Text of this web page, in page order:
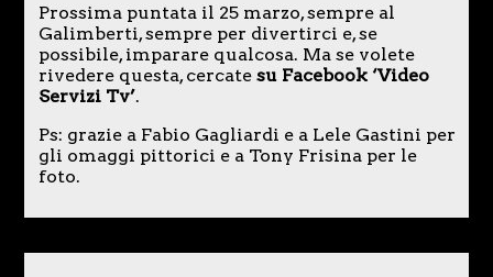
Prossima puntata il 25 marzo, sempre al
Galimberti, sempre per divertirci e, se
possibile, imparare qualcosa. Ma se volete
rivedere questa, cercate su Facebook ‘Video
Servizi Tv’.
Ps: grazie a Fabio Gagliardi e a Lele Gastini per
gli omaggi pittorici e a Tony Frisina per le
foto.